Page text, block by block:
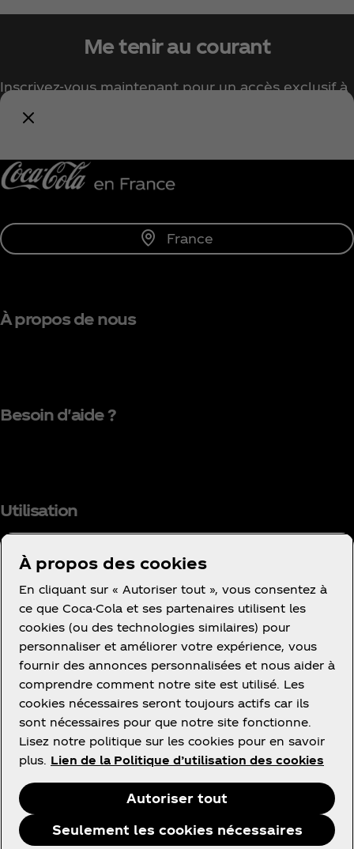
Me tenir au courant
Inscrivez-vous maintenant pour un accès exclusif à
tout l'univers Coca‑Cola !
France
À propos de nous
Besoin d'aide ?
Utilisation
Facebook
Instagram
Youtube
Ce site vous propose des contenus et des
promotions à propos des marques, des produits et
des activités des sociétés du groupe The Coca‑Cola
France.
À propos des cookies
En cliquant sur « Autoriser tout », vous consentez à
ce que Coca-Cola et ses partenaires utilisent les
cookies (ou des technologies similaires) pour
personnaliser et améliorer votre expérience, vous
fournir des annonces personnalisées et nous aider à
comprendre comment notre site est utilisé. Les
cookies nécessaires seront toujours actifs car ils
sont nécessaires pour que notre site fonctionne.
Lisez notre politique sur les cookies pour en savoir
plus. Lien de la Politique d’utilisation des cookies
Autoriser tout
Seulement les cookies nécessaires